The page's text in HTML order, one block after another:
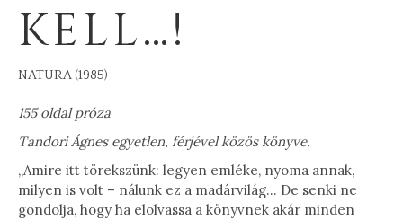
KELL…!
NATURA (1985)
155 oldal próza
Tandori Ágnes egyetlen, férjével közös könyve.
„Amire itt törekszünk: legyen emléke, nyoma annak,
milyen is volt – nálunk ez a madárvilág… De senki ne
gondolja, hogy ha elolvassa a könyvnek akár minden